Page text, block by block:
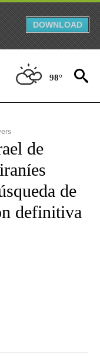
DOWNLOAD
98°
- SPANISH" TO RECEIVE
de
de
definitiva